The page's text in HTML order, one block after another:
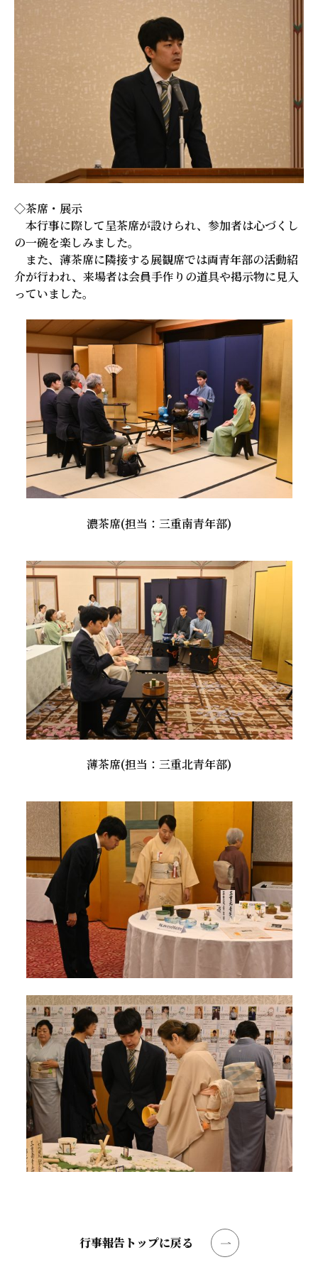
◇茶席・展示
本行事に際して呈茶席が設けられ、参加者は心づくし
の一碗を楽しみました。
また、薄茶席に隣接する展観席では両青年部の活動紹
介が行われ、来場者は会員手作りの道具や掲示物に見入
っていました。
濃茶席(担当：三重南青年部)
薄茶席(担当：三重北青年部)
行事報告トップに戻る